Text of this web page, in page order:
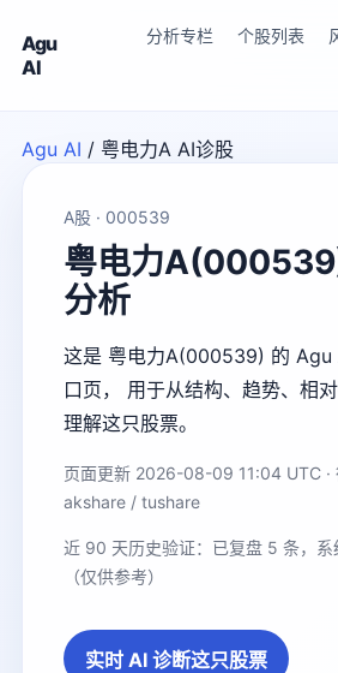
Agu
AI
分析专栏 个股列表
Agu AI / 粤电力A AI诊股
A股 · 000539
粤电力
分析
这是 粤电力A(000539) 的 Agu
口页， 用于从结构、趋势、相
理解这只股票。
页面更新 2026-08-09 11:04 UTC ·
akshare / tushare
近 90 天历史验证：已复盘 5 条，
（仅供参考）
实时 AI 诊断这只股票